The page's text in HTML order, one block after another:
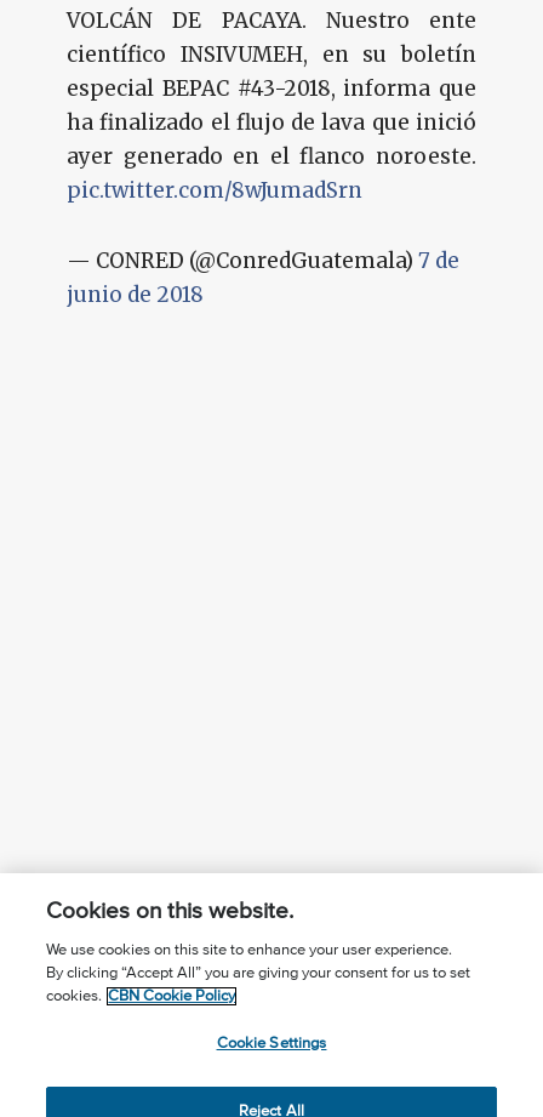
VOLCÁN DE PACAYA. Nuestro ente
científico INSIVUMEH, en su boletín
especial BEPAC #43-2018, informa que
ha finalizado el flujo de lava que inició
ayer generado en el flanco noroeste.
pic.twitter.com/8wJumadSrn
— CONRED (@ConredGuatemala) 7 de
junio de 2018
¿Conoces a Jesús?
Suscríbase al boletín
Seguir Mundo Cristiano
Cookies on this website.
We use cookies on this site to enhance your user experience.
By clicking “Accept All” you are giving your consent for us to set
cookies. CBN Cookie Policy
Cookie Settings
Reject All